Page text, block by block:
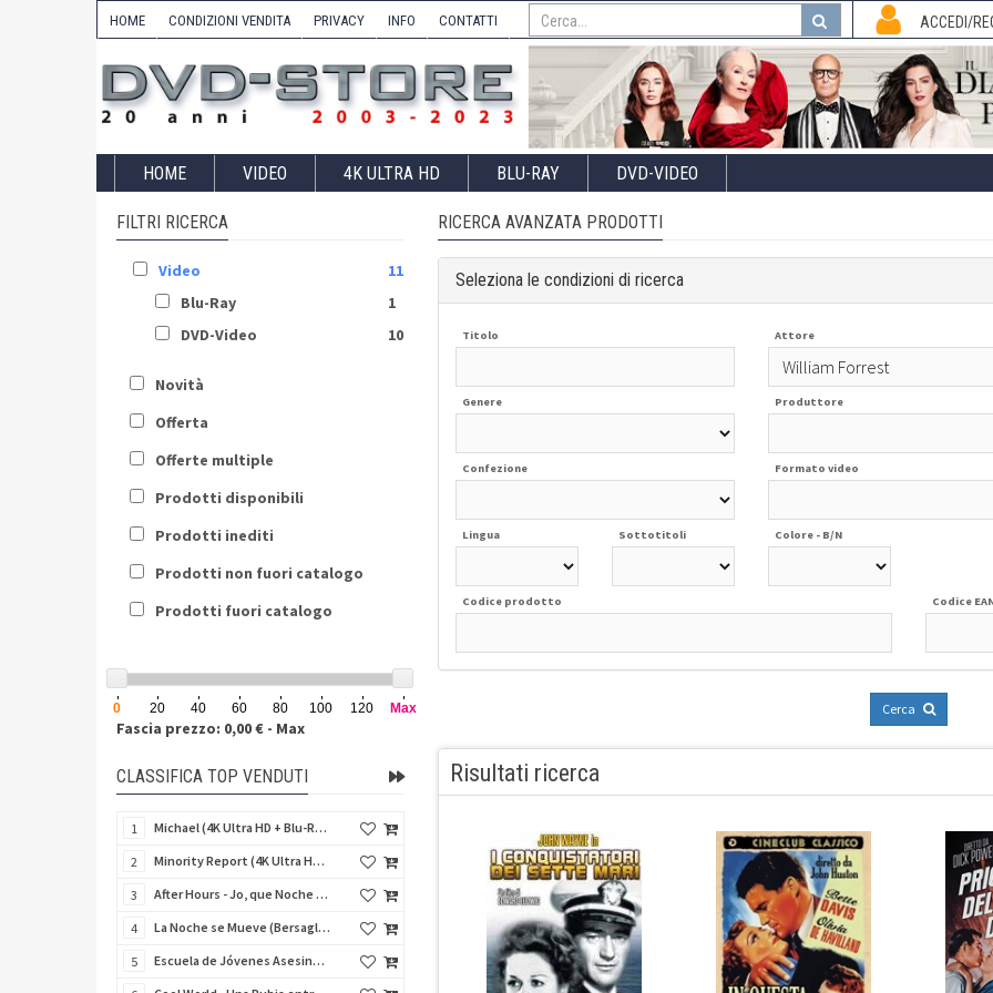
HOME CONDIZIONI VENDITA PRIVACY INFO CONTATTI ACCEDI/
HOME VIDEO 4K ULTRA HD BLU-RAY DVD-VIDEO
RICERCA AVANZATA PRODOTTI
Seleziona le condizioni di ricerca
Titolo Attore
Genere Produttore
Confezione Formato video
Lingua Sottotitoli Colore - B/N
Codice prodotto Codice
Cerca
Risultati ricerca
FILTRI RICERCA
Video
11
Blu-Ray
1
DVD-Video
10
Novità
Offerta
Offerte multiple
Prodotti disponibili
Prodotti inediti
Prodotti non fuori catalogo
Prodotti fuori catalogo
0 20 40 60 80 100 120 Max
Fascia prezzo: 0,00 € - Max
CLASSIFICA TOP VENDUTI
1 Michael (4K Ultra HD + Blu-Ray Disc - SteelBook)
2 Minority Report (4K Ultra HD + Blu-Ray Disc - SteelBook)
3 After Hours - Jo, que Noche (Fuori orario) (Import Spain) (Blu-Ray Disc)
4 La Noche se Mueve (Bersaglio di notte) (Import Spain) (Blu-Ray Disc)
5 Escuela de Jóvenes Asesinos (Schegge di follia) (Import Spain) (Blu-Ray Disc)